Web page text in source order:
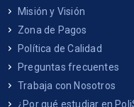
Misión y Visión
Zona de Pagos
Política de Calidad
Preguntas frecuentes
Trabaja con Nosotros
¿Por qué estudiar en